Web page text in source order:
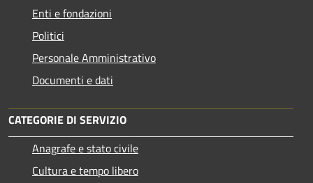
Enti e fondazioni
Politici
Personale Amministrativo
Documenti e dati
CATEGORIE DI SERVIZIO
Anagrafe e stato civile
Cultura e tempo libero